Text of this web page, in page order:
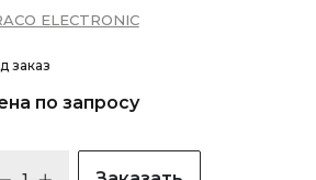
ELECTRONIC
заказ
по запросу